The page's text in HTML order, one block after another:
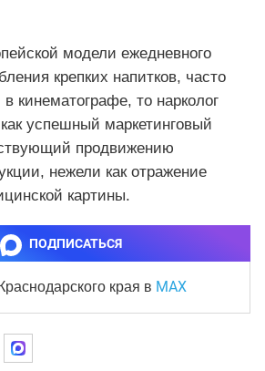
модели ежедневного
крепких напитков, часто
кинематографе, то нарколог
успешный маркетинговый
продвижению
нежели как отражение
картины.
ПОДПИСАТЬСЯ
края в MAX